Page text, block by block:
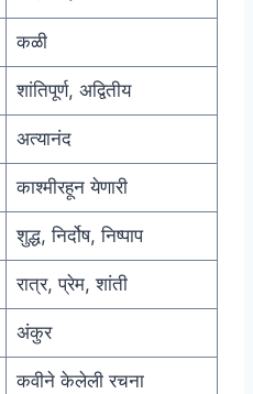
कळी
शांतिपूर्ण, अद्वितीय
अत्यानंद
काश्मीरहून येणारी
शुद्ध, निर्दोष, निष्पाप
रात्र, प्रेम, शांती
अंकुर
कवीने केलेली रचना